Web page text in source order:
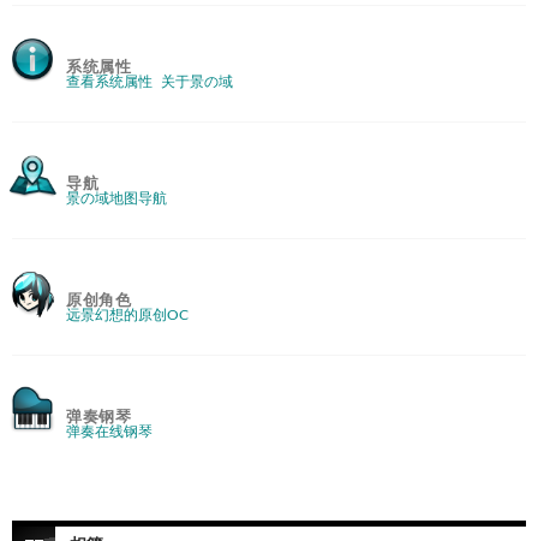
系统属性
查看系统属性 关于景の域
导航
景の域地图导航
原创角色
远景幻想的原创OC
弹奏钢琴
弹奏在线钢琴